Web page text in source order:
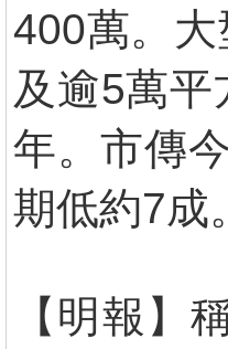
400萬。
及逾5萬
年。市傳
期低約7成。
【明報】